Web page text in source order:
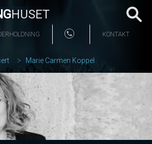
HUSET
KONTAKT
Marie Carmen Koppel